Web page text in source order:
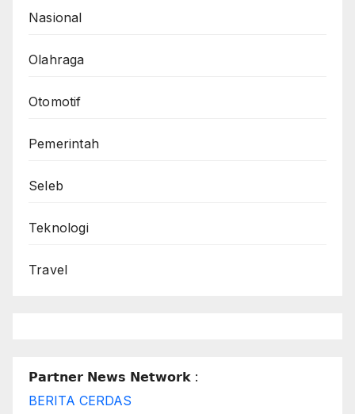
Nasional
Olahraga
Otomotif
Pemerintah
Seleb
Teknologi
Travel
𝗣𝗮𝗿𝘁𝗻𝗲𝗿 𝗡𝗲𝘄𝘀 𝗡𝗲𝘁𝘄𝗼𝗿𝗸 :
BERITA CERDAS